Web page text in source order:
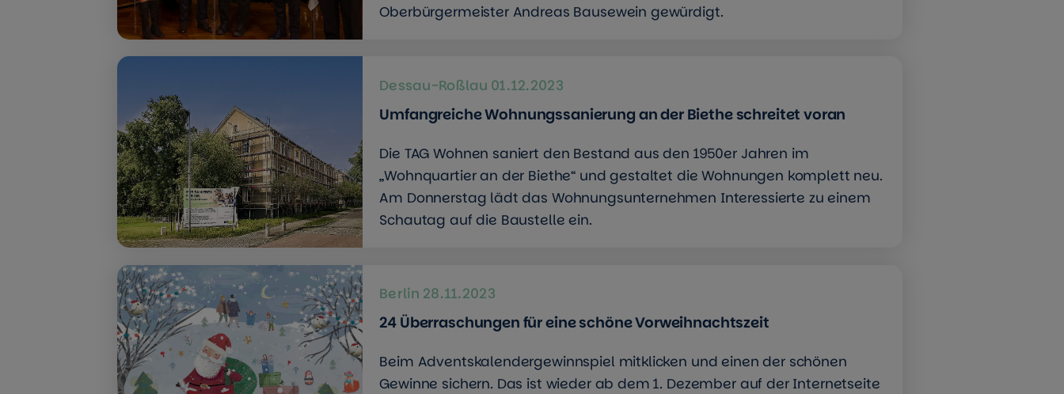
Oberbürgermeister Andreas Bausewein gewürdigt.
Dessau-Roßlau 01.12.2023
Umfangreiche Wohnungssanierung an der Biethe schreitet voran
Die TAG Wohnen saniert den Bestand aus den 1950er Jahren im
„Wohnquartier an der Biethe“ und gestaltet die Wohnungen komplett neu.
Am Donnerstag lädt das Wohnungsunternehmen Interessierte zu einem
Schautag auf die Baustelle ein.
Berlin 28.11.2023
24 Überraschungen für eine schöne Vorweihnachtszeit
Beim Adventskalendergewinnspiel mitklicken und einen der schönen
Gewinne sichern. Das ist wieder ab dem 1. Dezember auf der Internetseite